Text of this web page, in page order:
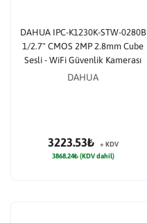
DAHUA IPC-K1230K-STW-0280B
1/2.7" CMOS 2MP 2.8mm Cube
Sesli - WiFi Güvenlik Kamerası
DAHUA
3223.53₺
+ KDV
3868.24₺ (KDV dahil)